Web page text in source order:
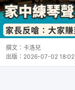
撰文： 卡洛兒
出版： 2026-07-02 18:02